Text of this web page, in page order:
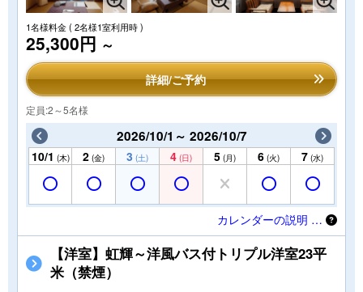
1名様料金( 2名様1室利用時 )
25,300円 ～
詳細/ご予約
定員:2～5名様
2026/10/1～ 2026/10/7
10/1 (木) 2 (金) 3 (土) 4 (日) 5 (月) 6 (火) 7 (水)
カレンダーの説明 …
【洋室】虹輝～洋風バス付トリプル洋室23平
米（禁煙）